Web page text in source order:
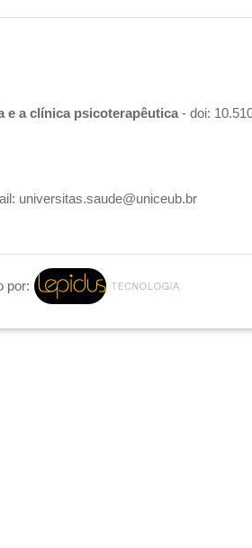
e a clínica psicoterapêutica- doi:
universitas.saude@uniceub.br
por: